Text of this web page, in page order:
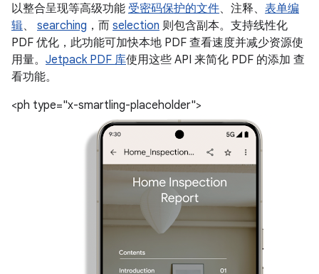
以整合呈现等高级功能 受密码保护的文件、注释、 表单编
辑、 searching ，而 selection 则包含副本。支持线性化
PDF 优化，此功能可加快本地 PDF 查看速度并减少资源使
用量。 Jetpack PDF 库使用这些 API 来简化 PDF 的添加 查
看功能。
<ph type="x-smartling-placeholder">